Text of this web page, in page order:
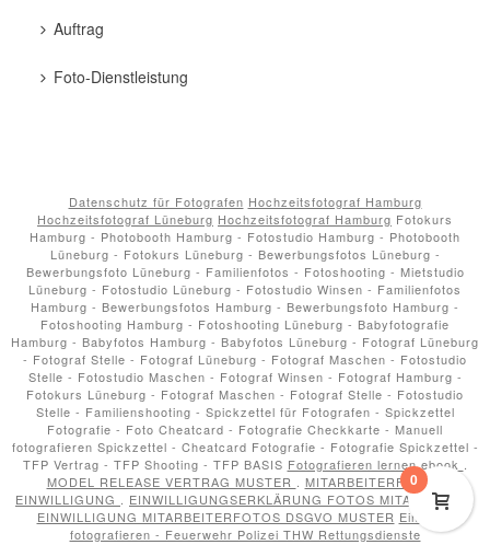
Auftrag
Foto-Dienstleistung
Datenschutz für Fotografen Hochzeitsfotograf Hamburg
Hochzeitsfotograf Lüneburg Hochzeitsfotograf Hamburg Fotokurs
Hamburg - Photobooth Hamburg - Fotostudio Hamburg - Photobooth
Lüneburg - Fotokurs Lüneburg - Bewerbungsfotos Lüneburg -
Bewerbungsfoto Lüneburg - Familienfotos - Fotoshooting - Mietstudio
Lüneburg - Fotostudio Lüneburg - Fotostudio Winsen - Familienfotos
Hamburg - Bewerbungsfotos Hamburg - Bewerbungsfoto Hamburg -
Fotoshooting Hamburg - Fotoshooting Lüneburg - Babyfotografie
Hamburg - Babyfotos Hamburg - Babyfotos Lüneburg - Fotograf Lüneburg
- Fotograf Stelle - Fotograf Lüneburg - Fotograf Maschen - Fotostudio
Stelle - Fotostudio Maschen - Fotograf Winsen - Fotograf Hamburg -
Fotokurs Lüneburg - Fotograf Maschen - Fotograf Stelle - Fotostudio
Stelle - Familienshooting - Spickzettel für Fotografen - Spickzettel
Fotografie - Foto Cheatcard - Fotografie Checkkarte - Manuell
fotografieren Spickzettel - Cheatcard Fotografie - Fotografie Spickzettel -
TFP Vertrag - TFP Shooting - TFP BASIS Fotografieren lernen ebook
MODEL RELEASE VERTRAG MUSTER
MITARBEITERFOTOS
EINWILLIGUNG
EINWILLIGUNGSERKLÄRUNG FOTOS MITARBEITER
EINWILLIGUNG MITARBEITERFOTOS DSGVO MUSTER Einsätze
fotografieren - Feuerwehr Polizei THW Rettungsdienste
0